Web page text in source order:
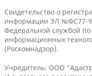
Свидетельство о
информации ЭЛ №ФС77-
Федеральной службой по
информационных
(Роскомнадзор).
Учредитель: ООО